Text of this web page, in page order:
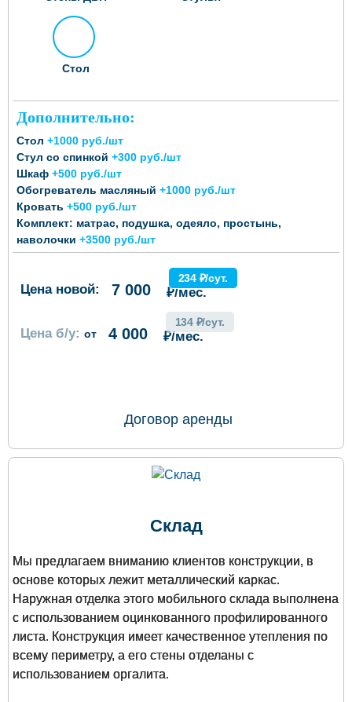
Стол
Дополнительно:
Стол +1000 руб./шт
Стул со спинкой +300 руб./шт
Шкаф +500 руб./шт
Обогреватель масляный +1000 руб./шт
Кровать +500 руб./шт
Комплект: матрас, подушка, одеяло, простынь,
наволочки +3500 руб./шт
Цена новой: 7 000 ₽/мес.
234 ₽/сут.
Цена б/у: от 4 000 ₽/мес.
134 ₽/сут.
Договор аренды
Склад
Мы предлагаем вниманию клиентов конструкции, в
основе которых лежит металлический каркас.
Наружная отделка этого мобильного склада выполнена
с использованием оцинкованного профилированного
листа. Конструкция имеет качественное утепления по
всему периметру, а его стены отделаны с
использованием оргалита.